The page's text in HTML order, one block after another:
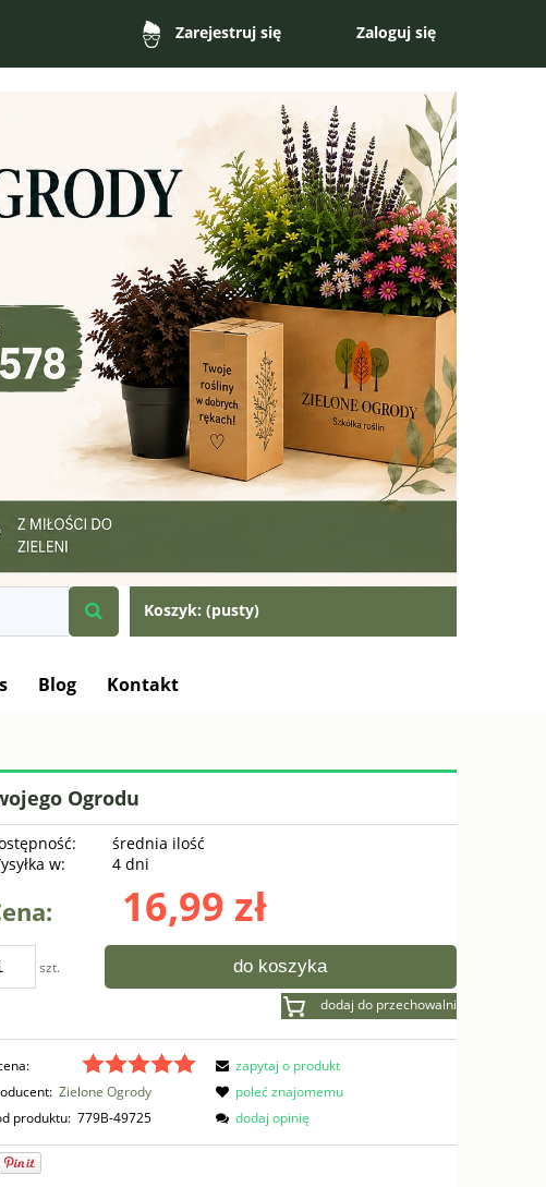
Zarejestruj się Zaloguj się
Koszyk: (pusty)
Blog Kontakt
Ogrodu
średnia ilość
w:
4 dni
16,99 zł
szt. do koszyka
dodaj do przechowalni
Zielone Ogrody
produktu: 779B-49725
zapytaj o produkt
poleć znajomemu
dodaj opinię